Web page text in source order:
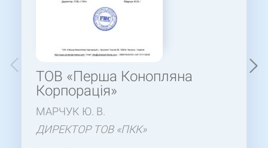
ТОВ «Перша Конопляна
Корпорація»
МАРЧУК Ю. В.
ДИРЕКТОР ТОВ «ПКК»